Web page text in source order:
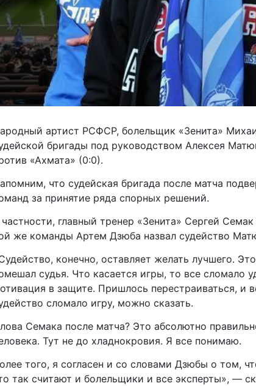
артист РСФСР, болельщик «Зенита»
бригады под руководством Алексея
«Ахмата» (0:0).
что судейская бригада после матча
за принятие ряда спорных решений.
главный тренер «Зенита» Сергей
же команды Артем Дзюба назвал судейство
конечно, оставляет желать лучшего.
судья. Что касается игры, то все сломало
в защите. Пришлось перестраиваться, и
сломало игру, можно сказать.
Семака после матча? Это абсолютно
Тут не до хладнокровия. Я все понимаю.
того, я согласен и со словами Дзюбы о том,
так считают и болельщики и все эксперты», —